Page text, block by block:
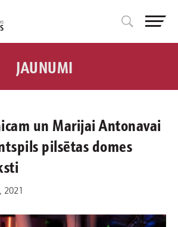
JAUNUMI
un Marijai Antonavai
pilsētas domes
2021